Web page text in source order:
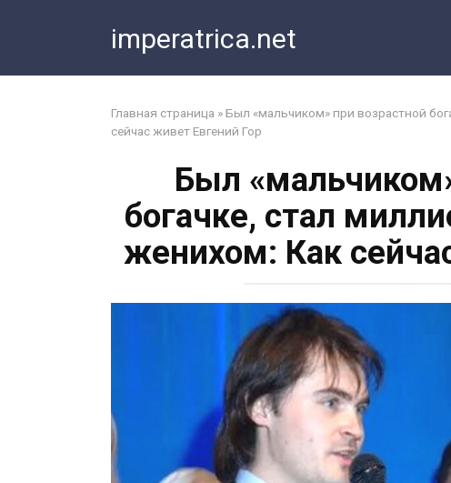
imperatrica.net
Главная страница »Был «мальчиком» при возрастной
сейчас живет Евгений Гор
Был
богачке, стал
женихом: Как